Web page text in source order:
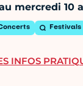
mercredi 10
Festivals
INFOS